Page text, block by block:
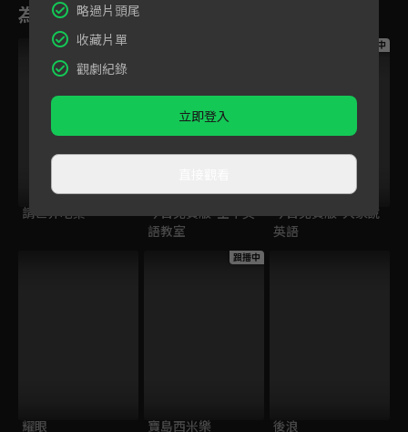
為您推薦
跟播中
請世界吃桌
今日免費版-空中英
語教室
跟播中
今日免費版-大家說
英語
耀眼
跟播中
寶島西米樂 後浪
略過片頭尾
收藏片單
觀劇紀錄
立即登入